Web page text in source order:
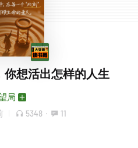
你想活出怎样的人生
局
5348 · 11